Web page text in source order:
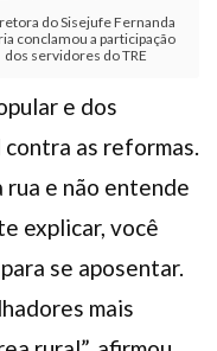
do Sisejufe Fernanda
conclamou a participação
dos servidores do TRE
e dos
as reformas.
rua e não entende
explicar, você
se aposentar.
mais